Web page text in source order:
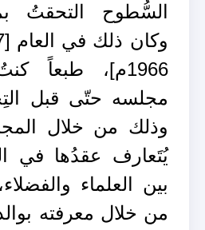
السُّطوح التحقتُ
1966م]، طبعاً
مجلسه حتّى قبل
وذلك من خلال
يُتَعارف عقدُها في
بين العلماء
من خلال معرفته